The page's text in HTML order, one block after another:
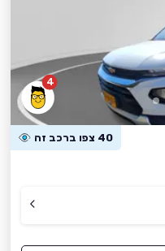
4
40 צפו ברכב זה